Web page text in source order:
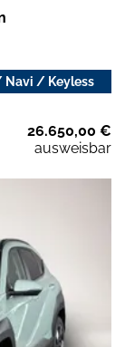
Navi / Keyless
26.650,00 €
ausweisbar